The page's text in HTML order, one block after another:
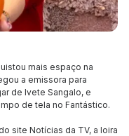
mais espaço na
a emissora para
de Ivete Sangalo, e
de tela no Fantástico.
site Notícias da TV, a loira